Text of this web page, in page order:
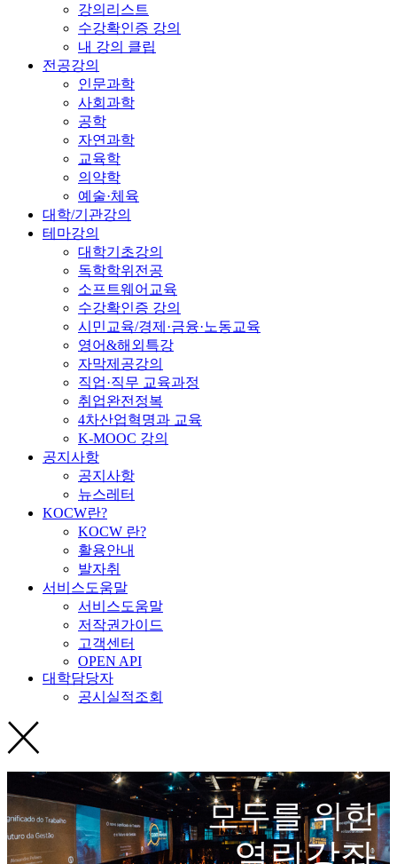
강의리스트
수강확인증 강의
내 강의 클립
전공강의
인문과학
사회과학
공학
자연과학
교육학
의약학
예술·체육
대학/기관강의
테마강의
대학기초강의
독학학위전공
소프트웨어교육
수강확인증 강의
시민교육/경제·금융·노동교육
영어&해외특강
자막제공강의
직업·직무 교육과정
취업완전정복
4차산업혁명과 교육
K-MOOC 강의
공지사항
공지사항
뉴스레터
KOCW란?
KOCW 란?
활용안내
발자취
서비스도움말
서비스도움말
저작권가이드
고객센터
OPEN API
대학담당자
공시실적조회
모두를 위한